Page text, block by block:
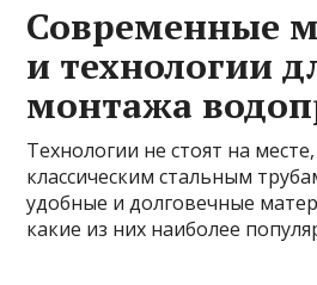
Современные
и технологии
монтажа
Технологии не стоят на
классическим стальным
удобные и долговечные
какие из них наиболее